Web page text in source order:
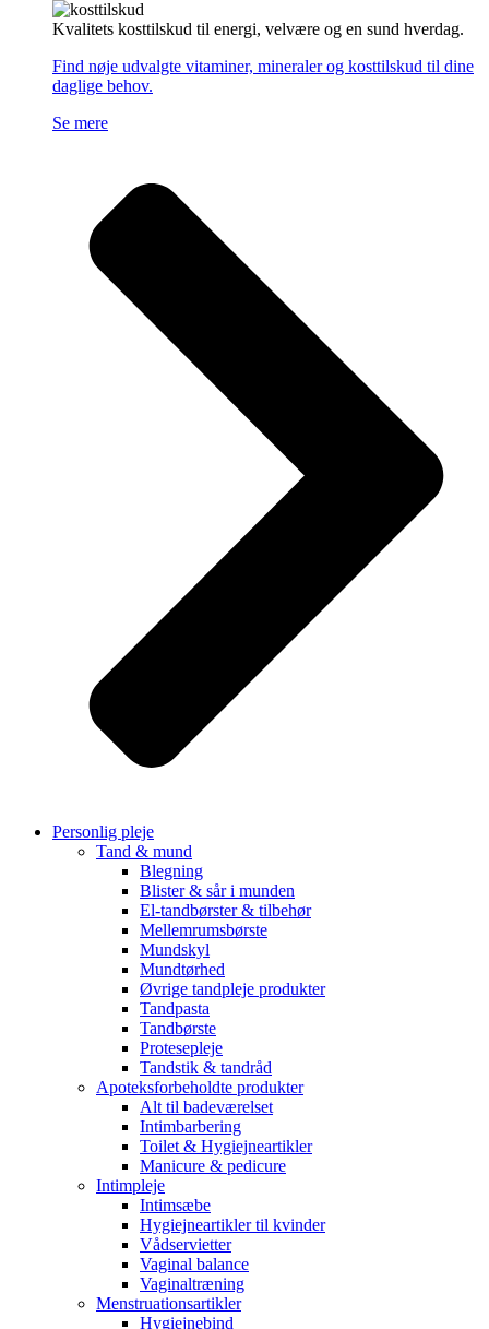
Kvalitets kosttilskud til energi, velvære og en sund hverdag.
Find nøje udvalgte vitaminer, mineraler og kosttilskud til dine
daglige behov.
Se mere
Personlig pleje
Tand & mund
Blegning
Blister & sår i munden
El-tandbørster & tilbehør
Mellemrumsbørste
Mundskyl
Mundtørhed
Øvrige tandpleje produkter
Tandpasta
Tandbørste
Protesepleje
Tandstik & tandråd
Apoteksforbeholdte produkter
Alt til badeværelset
Intimbarbering
Toilet & Hygiejneartikler
Manicure & pedicure
Intimpleje
Intimsæbe
Hygiejneartikler til kvinder
Vådservietter
Vaginal balance
Vaginaltræning
Menstruationsartikler
Hygiejnebind